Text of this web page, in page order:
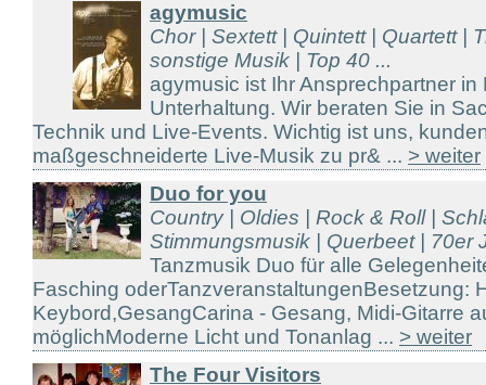
agymusic
Chor | Sextett | Quintett | Quartett |
sonstige Musik | Top 40 ...
agymusic ist Ihr Ansprechpartner
Unterhaltung. Wir beraten Sie in
Technik und Live-Events. Wichtig ist uns,
maßgeschneiderte Live-Musik zu pr& ... > weiter
Duo for you
Country | Oldies | Rock & Roll |
Stimmungsmusik | Querbeet | 70er
Tanzmusik Duo für alle
Fasching oderTanzveranstaltungenBesetzung:
Keybord,GesangCarina - Gesang, Midi-Gitarre
möglichModerne Licht und Tonanlag ... > weiter
The Four Visitors